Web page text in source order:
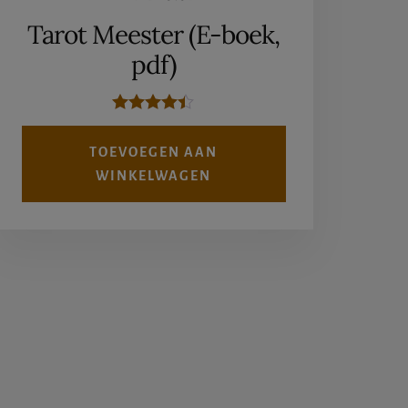
was:
€16,95.
prijs
is:
Tarot Meester (E-boek,
pdf)
Gewaardee
4.33
uit 5
TOEVOEGEN AAN
WINKELWAGEN